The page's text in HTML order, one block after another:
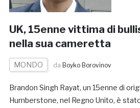
UK, 15enne vittima di
nella sua cameretta
MONDO da Boyko Borovinov
Brandon Singh Rayat, un 15enne di
Humberstone, nel Regno Unito, è